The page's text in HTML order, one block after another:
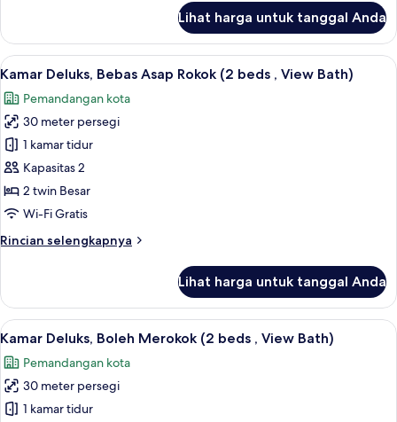
of
House)
Kamar,
Bebas
Asap
(Run
of
House)
Lihat harga untuk tanggal Anda
Lihat
semua
foto
untuk
Kamar
Deluks,
Bebas
Asap
(2
View
Bath)
Brankas, meja kerja, tirai kedap
6
Kamar Deluks, Bebas Asap Rokok (2 beds , View Bath)
Pemandangan kota
30 meter persegi
1 kamar tidur
Kapasitas 2
2 twin Besar
Wi-Fi Gratis
Rincian selengkapnya
Rincian
Kamar
Deluks,
Bebas
Rokok
(2
beds
Lihat harga untuk tanggal Anda
Lihat
semua
foto
untuk
Kamar
Brankas, meja kerja, tirai kedap
7
Kamar Deluks, Boleh Merokok (2 beds , View Bath)
Pemandangan kota
30 meter persegi
1 kamar tidur